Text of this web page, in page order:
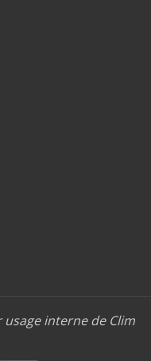
usage interne de Clim